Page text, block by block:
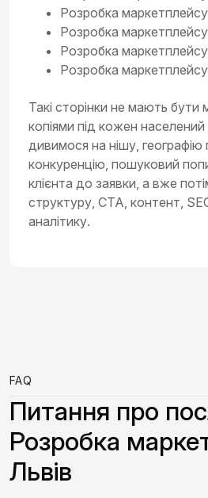
Розробка
Розробка
Розробка
Розробка
Такі сторінки не мають бути
копіями під кожен
дивимося на нішу, географію
конкуренцію, пошуковий
клієнта до заявки, а вже
структуру, CTA, контент,
аналітику.
FAQ
Питання про
Розробка
Львів